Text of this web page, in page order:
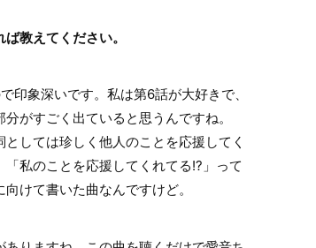
教えてください。
象深いです。私は第6話が大好きで、
がすごく出ていると思うんですね。
しては珍しく他人のことを応援してく
私のことを応援してくれてる!?」って
けて書いた曲なんですけど。